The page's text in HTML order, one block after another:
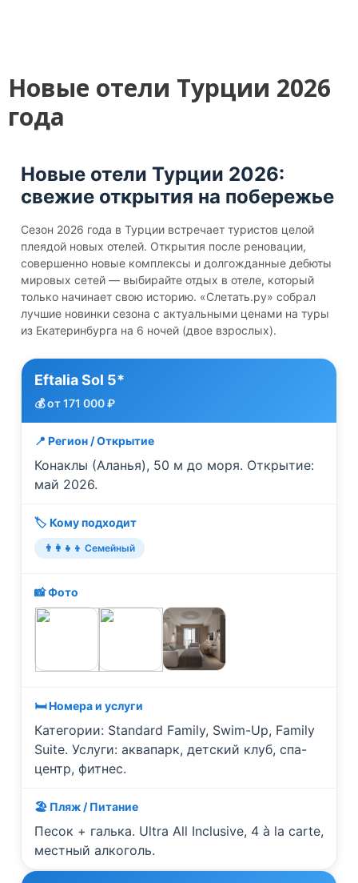
Новые отели Турции 2026
года
Новые отели Турции 2026:
свежие открытия на побережье
Сезон 2026 года в Турции встречает туристов целой
плеядой новых отелей. Открытия после реновации,
совершенно новые комплексы и долгожданные дебюты
мировых сетей — выбирайте отдых в отеле, который
только начинает свою историю. «Слетать.ру» собрал
лучшие новинки сезона с актуальными ценами на туры
из Екатеринбурга на 6 ночей (двое взрослых).
Eftalia Sol 5*
💰 от 171 000 ₽
📍 Регион / Открытие
Конаклы (Аланья), 50 м до моря. Открытие:
май 2026.
🏷️ Кому подходит
👨‍👩‍👧‍👦 Семейный
📸 Фото
🛏️ Номера и услуги
Категории: Standard Family, Swim-Up, Family
Suite. Услуги: аквапарк, детский клуб, спа-
центр, фитнес.
🏖️ Пляж / Питание
Песок + галька. Ultra All Inclusive, 4 à la carte,
местный алкоголь.